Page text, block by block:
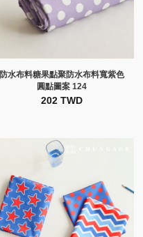
防水布料糖果點聚防水布料寬紫色
圓點圖案 124
202 TWD